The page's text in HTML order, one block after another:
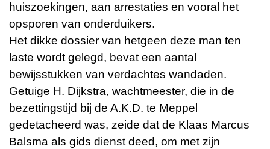
huiszoekingen, aan arrestaties en vooral het
opsporen van onderduikers.
Het dikke dossier van hetgeen deze man ten
laste wordt gelegd, bevat een aantal
bewijsstukken van verdachtes wandaden.
Getuige H. Dijkstra, wachtmeester, die in de
bezettingstijd bij de A.K.D. te Meppel
gedetacheerd was, zeide dat de Klaas Marcus
Balsma als gids dienst deed, om met zijn